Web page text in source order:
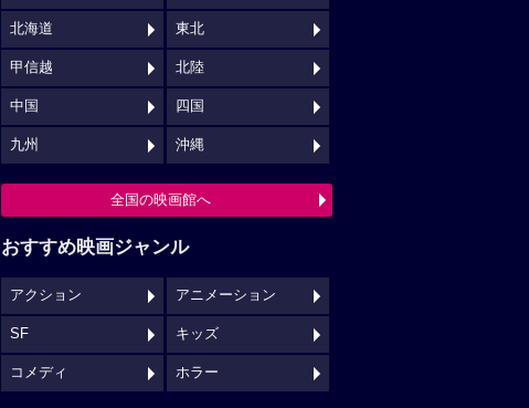
北海道 東北
甲信越 北陸
中国 四国
九州 沖縄
全国の映画館へ
おすすめ映画ジャンル
アクション アニメーション
SF キッズ
コメディ ホラー